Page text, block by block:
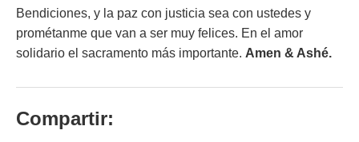
Bendiciones, y la paz con justicia sea con ustedes y
prométanme que van a ser muy felices. En el amor
solidario el sacramento más importante. Amen & Ashé.
Compartir: